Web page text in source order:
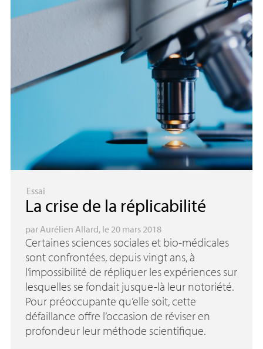
Essai
La crise de la réplicabilité
par Aurélien Allard, le 20 mars 2018
Certaines sciences sociales et bio-médicales
sont confrontées, depuis vingt ans, à
l’impossibilité de répliquer les expériences sur
lesquelles se fondait jusque-là leur notoriété.
Pour préoccupante qu’elle soit, cette
défaillance offre l’occasion de réviser en
profondeur leur méthode scientifique.